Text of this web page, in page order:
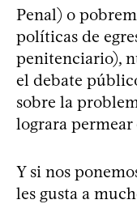
Penal) o
políticas de
penitenciario),
el debate
sobre la
lograra
Y si nos
les gusta a